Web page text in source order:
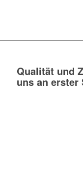
Qualität und
uns an erster